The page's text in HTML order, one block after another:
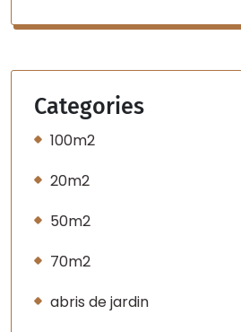
Categories
100m2
20m2
50m2
70m2
abris de jardin